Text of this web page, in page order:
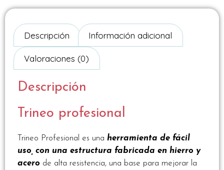
Descripción Información adicional
Valoraciones (0)
Descripción
Trineo profesional
Trineo Profesional es una herramienta de fácil
uso, con una estructura fabricada en hierro y
acero de alta resistencia, una base para mejorar la